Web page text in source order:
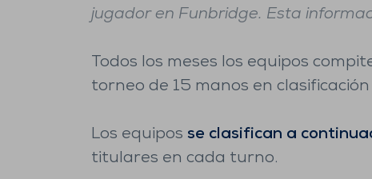
jugador en Funbridge. Esta
Todos los meses los equipos
torneo de 15 manos en clasificación
Los equipos se clasifican a
titulares en cada turno.